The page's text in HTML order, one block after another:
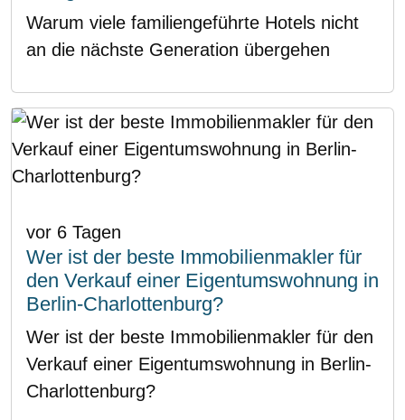
Warum viele familiengeführte Hotels nicht
an die nächste Generation übergehen
vor 6 Tagen
Wer ist der beste Immobilienmakler für
den Verkauf einer Eigentumswohnung in
Berlin-Charlottenburg?
Wer ist der beste Immobilienmakler für den
Verkauf einer Eigentumswohnung in Berlin-
Charlottenburg?